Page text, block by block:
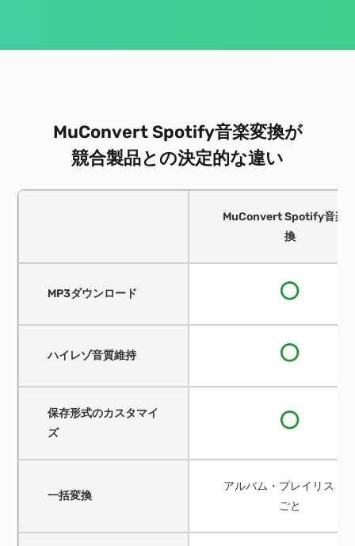
MuConvert Spotify音楽変換が
競合製品との決定的な違い
MuConvert Spotify音楽
換
MP3ダウンロード
ハイレゾ音質維持
保存形式のカスタマイ
ズ
一括変換
アルバム・プレイリスト
ごと